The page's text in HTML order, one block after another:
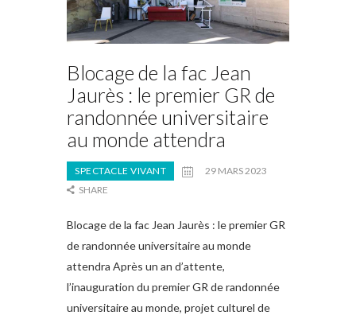
Blocage de la fac Jean
Jaurès : le premier GR de
randonnée universitaire
au monde attendra
SPECTACLE VIVANT
29 MARS 2023
SHARE
Blocage de la fac Jean Jaurès : le premier GR
de randonnée universitaire au monde
attendra Après un an d’attente,
l’inauguration du premier GR de randonnée
universitaire au monde, projet culturel de